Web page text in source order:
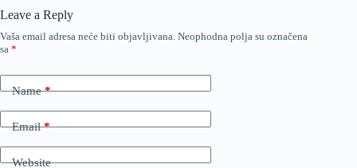
Leave a Reply
Vaša email adresa neće biti objavljivana. Neophodna polja su označena
sa *
Name*
Email*
Website